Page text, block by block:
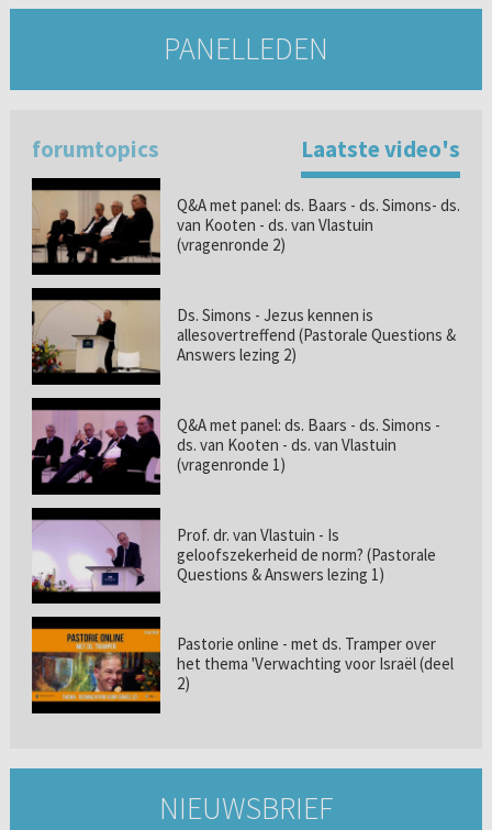
PANELLEDEN
forumtopics Laatste video's
Q&A met panel: ds. Baars - ds. Simons- ds.
van Kooten - ds. van Vlastuin
(vragenronde 2)
Ds. Simons - Jezus kennen is
allesovertreffend (Pastorale Questions &
Answers lezing 2)
Q&A met panel: ds. Baars - ds. Simons -
ds. van Kooten - ds. van Vlastuin
(vragenronde 1)
Prof. dr. van Vlastuin - Is
geloofszekerheid de norm? (Pastorale
Questions & Answers lezing 1)
Pastorie online - met ds. Tramper over
het thema 'Verwachting voor Israël (deel
2)
NIEUWSBRIEF